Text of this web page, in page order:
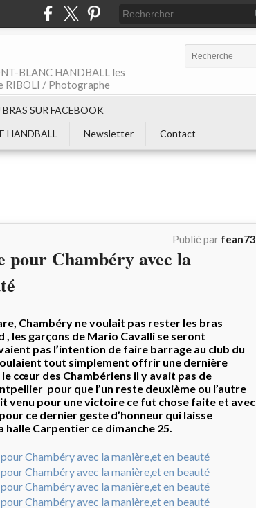
BLANC HANDBALL les
RIBOLI / Photographe
SUR FACEBOOK
HANDBALL Newsletter Contact
Publié par fean73
pour Chambéry avec la
Chambéry ne voulait pas rester les bras
, les garçons de Mario Cavalli se seront
pas l’intention de faire barrage au club du
tout simplement offrir une dernière
cœur des Chambériens il y avait pas de
pour que l’un reste deuxième ou l’autre
venu pour une victoire ce fut chose faite et avec
ce dernier geste d’honneur qui laisse
halle Carpentier ce dimanche 25.